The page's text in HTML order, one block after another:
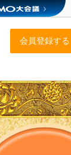
会員登録する